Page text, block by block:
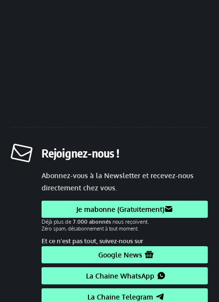
Rejoignez-nous !
Abonnez-vous à la Newsletter et recevez-nous
directement chez vous.
Je mabonne (Gratuitement)
Déjà plus de 7.000 abonnés nous reçoivent.
Zéro spam, désabonnement à tout moment.
Et ce n'est pas tout, suivez-nous sur
Google News
La Chaine WhatsApp
La Chaine Telegram